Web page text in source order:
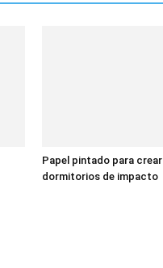
Papel pintado para crear
dormitorios de impacto